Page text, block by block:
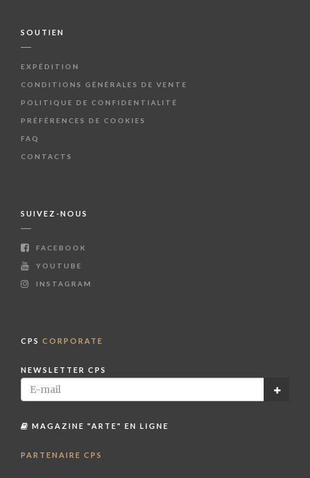
SOUTIEN
EXPÉDITION
CONDITIONS GÉNÉRALES DE VENTE
POLITIQUE DE CONFIDENTIALITÉ
PRÉFÉRENCES DE COOKIES
FAQ
CONTACTS
SUIVEZ-NOUS
FACEBOOK
YOUTUBE
INSTAGRAM
CPS CORPORATE
NEWSLETTER CPS
MAGAZINE "ARTE" EN LIGNE
PARTENAIRE CPS